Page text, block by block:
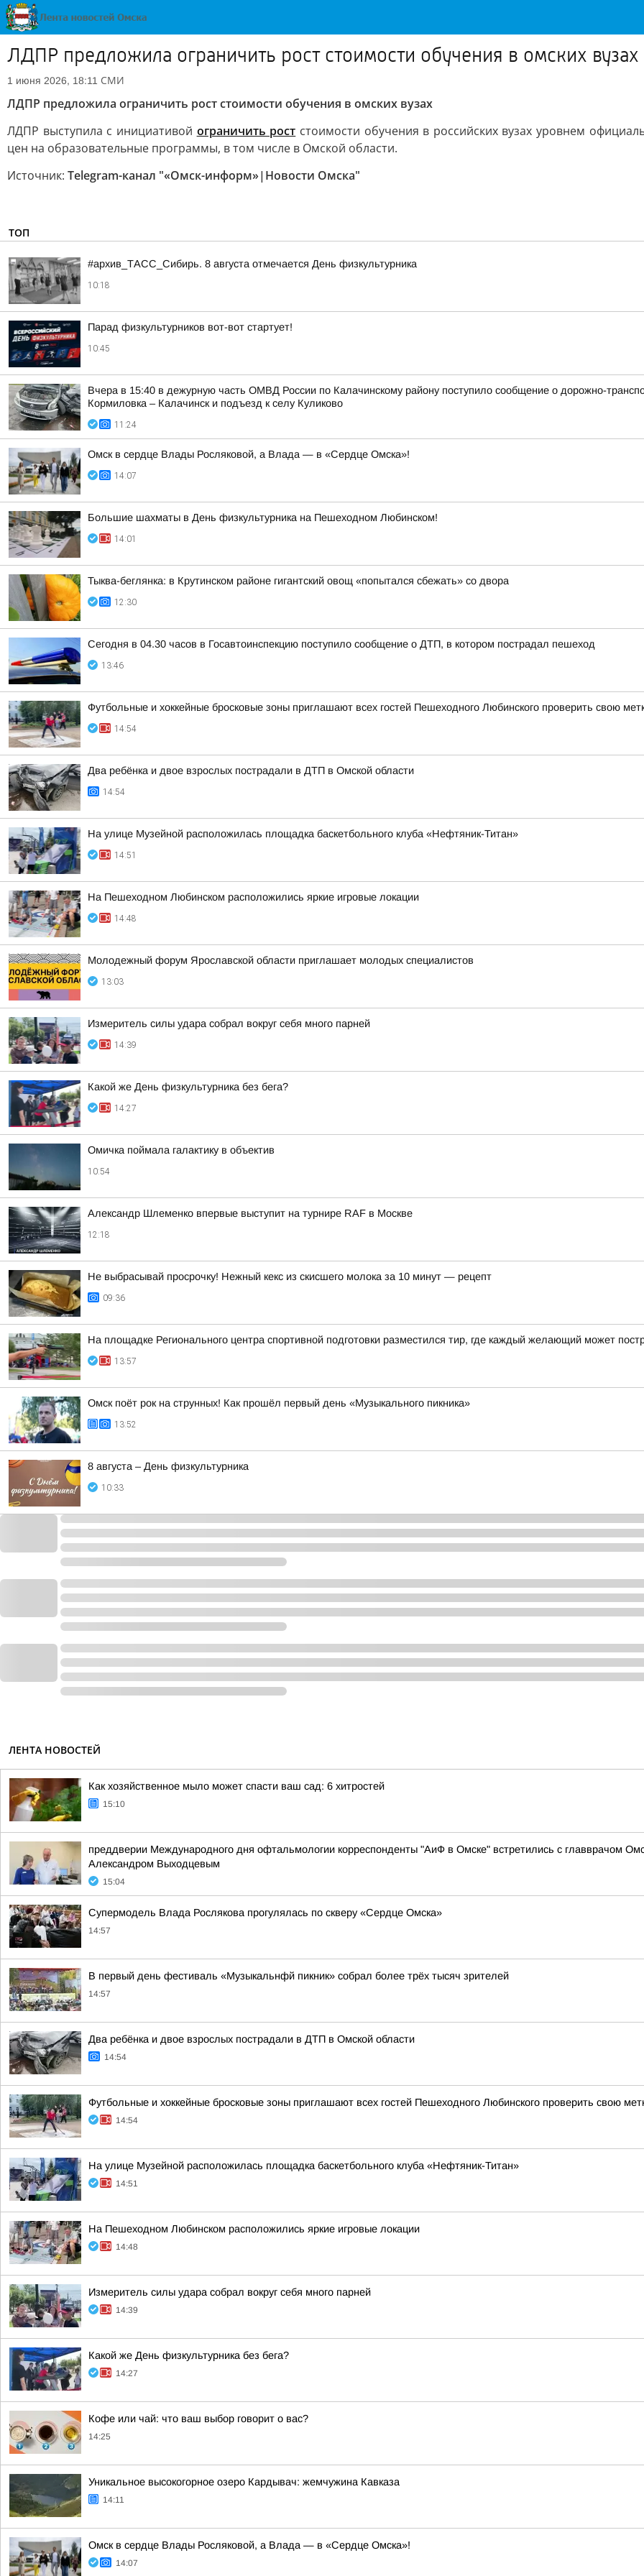
ЛДПР предложила ограничить рост стоимости обучения в омских вузах
1 июня 2026, 18:11 СМИ
ЛДПР предложила ограничить рост стоимости обучения в омских вузах
ЛДПР выступила с инициативой ограничить рост стоимости обучения в российских вузах уровнем
цен на образовательные программы, в том числе в Омской области.
Источник: Telegram-канал "«Омск-информ»|Новости Омска"
ТОП
#архив_ТАСС_Сибирь. 8 августа отмечается День физкультурника
10:18
Парад физкультурников вот-вот стартует!
10:45
Вчера в 15:40 в дежурную часть ОМВД России по Калачинскому району поступило сообщение о дорожно-
Кормиловка – Калачинск и подъезд к селу Куликово
11:24
Омск в сердце Влады Росляковой, а Влада — в «Сердце Омска»!
14:07
Большие шахматы в День физкультурника на Пешеходном Любинском!
14:01
Тыква-беглянка: в Крутинском районе гигантский овощ «попытался сбежать» со двора
12:30
Сегодня в 04.30 часов в Госавтоинспекцию поступило сообщение о ДТП, в котором пострадал пешеход
13:46
Футбольные и хоккейные бросковые зоны приглашают всех гостей Пешеходного Любинского проверить свою
14:54
Два ребёнка и двое взрослых пострадали в ДТП в Омской области
14:54
На улице Музейной расположилась площадка баскетбольного клуба «Нефтяник-Титан»
14:51
На Пешеходном Любинском расположились яркие игровые локации
14:48
Молодежный форум Ярославской области приглашает молодых специалистов
13:03
Измеритель силы удара собрал вокруг себя много парней
14:39
Какой же День физкультурника без бега?
14:27
Омичка поймала галактику в объектив
10:54
Александр Шлеменко впервые выступит на турнире RAF в Москве
12:18
Не выбрасывай просрочку! Нежный кекс из скисшего молока за 10 минут — рецепт
09:36
На площадке Регионального центра спортивной подготовки разместился тир, где каждый желающий может
13:57
Омск поёт рок на струнных! Как прошёл первый день «Музыкального пикника»
13:52
8 августа – День физкультурника
10:33
ЛЕНТА НОВОСТЕЙ
Как хозяйственное мыло может спасти ваш сад: 6 хитростей
15:10
преддверии Международного дня офтальмологии корреспонденты "АиФ в Омске" встретились с главврачом
Александром Выходцевым
15:04
Супермодель Влада Рослякова прогулялась по скверу «Сердце Омска»
14:57
В первый день фестиваль «Музыкальнфй пикник» собрал более трёх тысяч зрителей
14:57
Два ребёнка и двое взрослых пострадали в ДТП в Омской области
14:54
Футбольные и хоккейные бросковые зоны приглашают всех гостей Пешеходного Любинского проверить свою
14:54
На улице Музейной расположилась площадка баскетбольного клуба «Нефтяник-Титан»
14:51
На Пешеходном Любинском расположились яркие игровые локации
14:48
Измеритель силы удара собрал вокруг себя много парней
14:39
Какой же День физкультурника без бега?
14:27
Кофе или чай: что ваш выбор говорит о вас?
14:25
Уникальное высокогорное озеро Кардывач: жемчужина Кавказа
14:11
Омск в сердце Влады Росляковой, а Влада — в «Сердце Омска»!
14:07